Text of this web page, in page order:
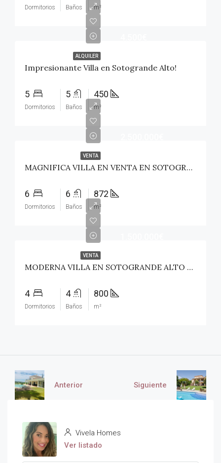
Dormitorios Baños m²
ALQUILER
Impresionante Villa en Sotogrande Alto!
5
Dormitorios
5
Baños
450
m²
VENTA
MAGNIFICA VILLA EN VENTA EN SOTOGRANDE!
6
Dormitorios
6
Baños
872
m²
VENTA
MODERNA VILLA EN SOTOGRANDE ALTO EN VENTA!
4
Dormitorios
4
Baños
800
m²
Anterior Siguiente
Vivela Homes
Ver listado